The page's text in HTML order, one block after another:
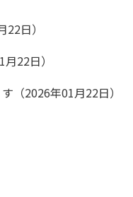
日）
22日）
（2026年01月22日）